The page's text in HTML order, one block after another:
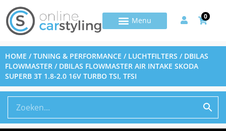
0
HOME /TUNING & PERFORMANCE / LUCHTFILTERS / DBILAS
FLOWMASTER / DBILAS FLOWMASTER AIR INTAKE SKODA
SUPERB 3T 1.8-2.0 16V TURBO TSI, TFSI